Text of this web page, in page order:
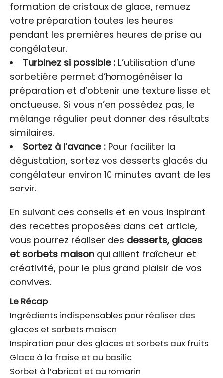
formation de cristaux de glace, remuez
votre préparation toutes les heures
pendant les premières heures de prise au
congélateur.
Turbinez si possible :L’utilisation d’une
sorbetière permet d’homogénéiser la
préparation et d’obtenir une texture lisse et
onctueuse. Si vous n’en possédez pas, le
mélange régulier peut donner des résultats
similaires.
Sortez à l’avance :Pour faciliter la
dégustation, sortez vos desserts glacés du
congélateur environ 10 minutes avant de les
servir.
En suivant ces conseils et en vous inspirant
des recettes proposées dans cet article,
vous pourrez réaliser des desserts, glaces
et sorbets maison qui allient fraîcheur et
créativité, pour le plus grand plaisir de vos
convives.
Le Récap
Ingrédients indispensables pour réaliser des
glaces et sorbets maison
Inspiration pour des glaces et sorbets aux fruits
Glace à la fraise et au basilic
Sorbet à l’abricot et au romarin